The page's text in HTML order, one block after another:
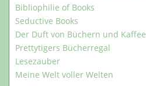
Bibliophilie of Books
Seductive Books
Der Duft von Büchern und Kaffee
Prettytigers Bücherregal
Lesezauber
Meine Welt voller Welten